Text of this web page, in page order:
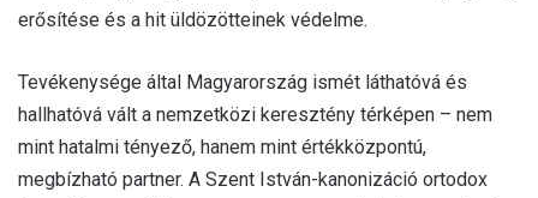
erősítése és a hit üldözötteinek védelme.
Tevékenysége által Magyarország ismét láthatóvá és
hallhatóvá vált a nemzetközi keresztény térképen – nem
mint hatalmi tényező, hanem mint értékközpontú,
megbízható partner. A Szent István-kanonizáció ortodox